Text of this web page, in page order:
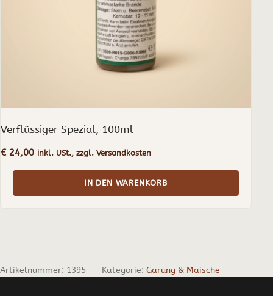
Verflüssiger Spezial, 100ml
€24,00 inkl. USt., zzgl. Versandkosten
IN DEN WARENKORB
Artikelnummer: 1395 Kategorie:Gärung & Maische